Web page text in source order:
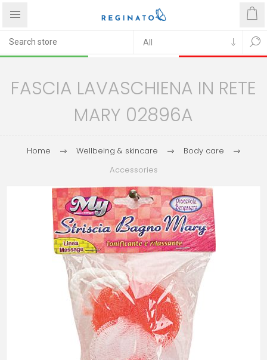
FASCIA LAVASCHIENA IN RETE
MARY 02896A
Home Wellbeing & skincare
Body care
Accessories